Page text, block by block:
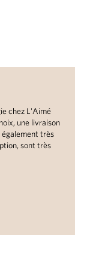
et une note